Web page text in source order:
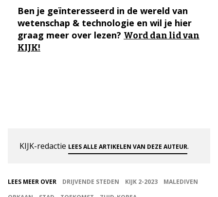
Ben je geïnteresseerd in de wereld van
wetenschap & technologie en wil je hier
graag meer over lezen? Word dan lid van
KIJK!
KIJK-redactie LEES ALLE ARTIKELEN VAN DEZE AUTEUR.
LEES MEER OVER DRIJVENDE STEDEN KIJK 2-2023
MALEDIVEN